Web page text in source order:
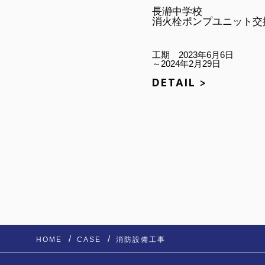
長瀞中学校
消火栓ポンプユニット
工期 2023年6月6日
～2024年2月29日
DETAIL >
HOME CASE 消防設備工事